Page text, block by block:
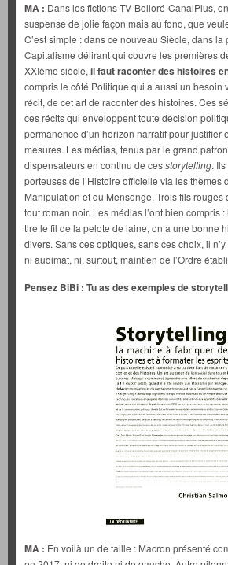
MA : Dans les fictions TV-Bolloré-CanalPlus,
suspense de jolie façon mais au fond, que
C’est simple : dans ce nouveau Siècle, dans la
Capitalisme délirant qui couvre les premières
XXIème siècle, il faut raconter des histoires
compris le côté Politique qui a aussi un besoin
récit, de cet art de raconter des histoires. Ces
ces récits qui enveloppent toute décision
permanence d’un horizon narratif pour justifier
mesures. Les médias, tenus par le grand
dispensateurs en continu de cesstorytelling.
porteuses de l’Histoire officielle via les thèmes
Manipulation et du Mensonge. Trois fils rouges
tout roman noir. Les médias l’ont bien compris :
tire le fil de la pelote de laine, on a une bonne
divers. Sans ces optiques, sans ces choix, il
ni audimat, ni, surtout, maintien de l’Ordre
Pensez BiBi : Tu as des exemples de
MA : En voilà un de taille : Macron présenté